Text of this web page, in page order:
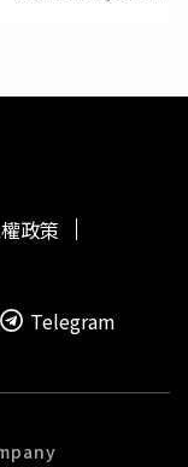
政策
Telegram